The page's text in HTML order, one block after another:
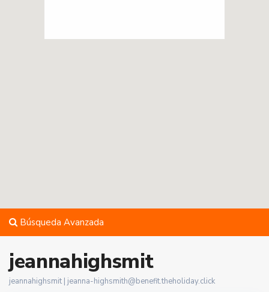
Búsqueda Avanzada
jeannahighsmit
jeannahighsmit | jeanna-highsmith@benefit.theholiday.click